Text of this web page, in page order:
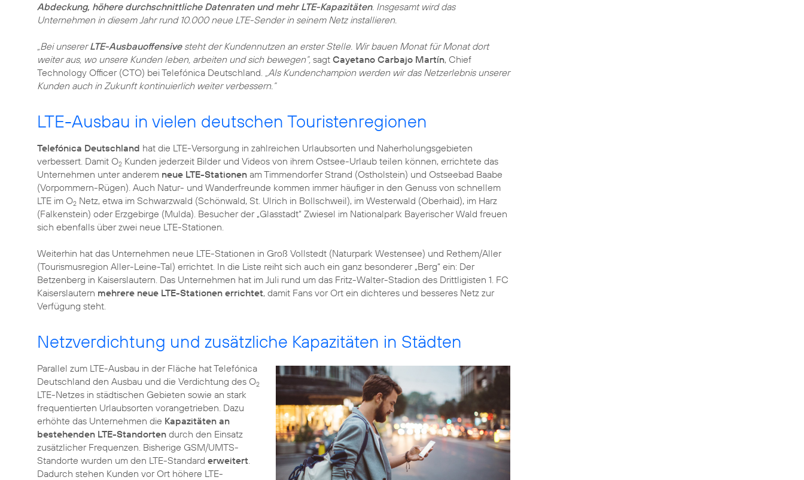
Abdeckung, höhere durchschnittliche Datenraten und mehr LTE-Kapazitäten. Insgesamt wird das
Unternehmen in diesem Jahr rund 10.000 neue LTE-Sender in seinem Netz installieren.
„Bei unsererLTE-Ausbauoffensivesteht der Kundennutzen an erster Stelle. Wir bauen Monat für Monat dort
weiter aus, wo unsere Kunden leben, arbeiten und sich bewegen“, sagt Cayetano Carbajo Martín, Chief
Technology Officer (CTO) bei Telefónica Deutschland. „Als Kundenchampion werden wir das Netzerlebnis unserer
Kunden auch in Zukunft kontinuierlich weiter verbessern.“
LTE-Ausbau in vielen deutschen Touristenregionen
Telefónica Deutschland hat die LTE-Versorgung in zahlreichen Urlaubsorten und Naherholungsgebieten
verbessert. Damit O2 Kunden jederzeit Bilder und Videos von ihrem Ostsee-Urlaub teilen können, errichtete das
Unternehmen unter anderem neue LTE-Stationen am Timmendorfer Strand (Ostholstein) und Ostseebad Baabe
(Vorpommern-Rügen). Auch Natur- und Wanderfreunde kommen immer häufiger in den Genuss von schnellem
LTE im O2 Netz, etwa im Schwarzwald (Schönwald, St. Ulrich in Bollschweil), im Westerwald (Oberhaid), im Harz
(Falkenstein) oder Erzgebirge (Mulda). Besucher der „Glasstadt“ Zwiesel im Nationalpark Bayerischer Wald freuen
sich ebenfalls über zwei neue LTE-Stationen.
Weiterhin hat das Unternehmen neue LTE-Stationen in Groß Vollstedt (Naturpark Westensee) und Rethem/Aller
(Tourismusregion Aller-Leine-Tal) errichtet. In die Liste reiht sich auch ein ganz besonderer „Berg“ ein: Der
Betzenberg in Kaiserslautern. Das Unternehmen hat im Juli rund um das Fritz-Walter-Stadion des Drittligisten 1. FC
Kaiserslautern mehrere neue LTE-Stationen errichtet, damit Fans vor Ort ein dichteres und besseres Netz zur
Verfügung steht.
Netzverdichtung und zusätzliche Kapazitäten in Städten
Parallel zum LTE-Ausbau in der Fläche hat Telefónica
Deutschland den Ausbau und die Verdichtung des O2
LTE-Netzes in städtischen Gebieten sowie an stark
frequentierten Urlaubsorten vorangetrieben. Dazu
erhöhte das Unternehmen die Kapazitäten an
bestehenden LTE-Standorten durch den Einsatz
zusätzlicher Frequenzen. Bisherige GSM/UMTS-
Standorte wurden um den LTE-Standard erweitert.
Dadurch stehen Kunden vor Ort höhere LTE-